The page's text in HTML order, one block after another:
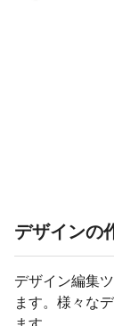
デザインの
デザイン編集
ます。様々な